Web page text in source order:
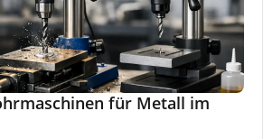
für Metall im